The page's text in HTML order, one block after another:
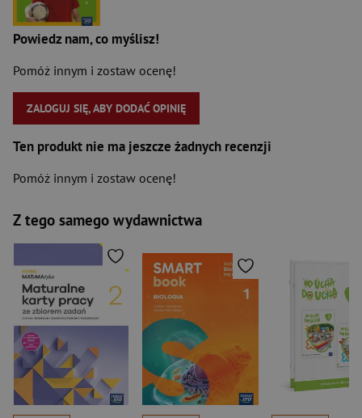
Powiedz nam, co myślisz!
Pomóż innym i zostaw ocenę!
ZALOGUJ SIĘ, ABY DODAĆ OPINIĘ
Ten produkt nie ma jeszcze żadnych recenzji
Pomóż innym i zostaw ocenę!
Z tego samego wydawnictwa